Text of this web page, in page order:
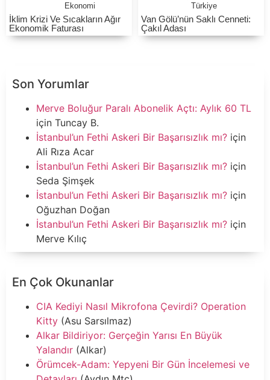
Ekonomi
İklim Krizi Ve Sıcakların Ağır
Ekonomik Faturası
Türkiye
Van Gölü’nün Saklı Cenneti:
Çakıl Adası
Son Yorumlar
Merve Boluğur Paralı Abonelik Açtı: Aylık 60 TL
için Tuncay B.
İstanbul’un Fethi Askeri Bir Başarısızlık mı? için
Ali Rıza Acar
İstanbul’un Fethi Askeri Bir Başarısızlık mı? için
Seda Şimşek
İstanbul’un Fethi Askeri Bir Başarısızlık mı? için
Oğuzhan Doğan
İstanbul’un Fethi Askeri Bir Başarısızlık mı? için
Merve Kılıç
En Çok Okunanlar
CIA Kediyi Nasıl Mikrofona Çevirdi? Operation
Kitty (Asu Sarsılmaz)
Alkar Bildiriyor: Gerçeğin Yarısı En Büyük
Yalandır (Alkar)
Örümcek-Adam: Yepyeni Bir Gün İncelemesi ve